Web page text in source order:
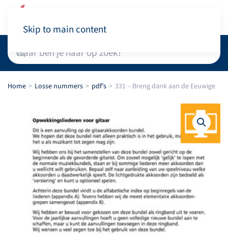
Skip to main content
Home Losse nummers pdf’s 331 – Breng dank aan de Eeuwige